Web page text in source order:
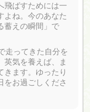
飛ばすためには一
よね。今のあなた
蓄えの瞬間」で
走ってきた自分を
英気を養えば、ま
きます。ゆったり
をお過ごしくださ